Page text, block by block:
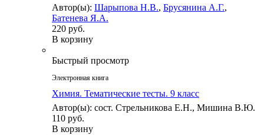
Автор(ы): Шарыпова Н.В., Брусянина А.Г.,
Батенева Я.А.
220 руб.
В корзину
Быстрый просмотр
Электронная книга
Химия. Тематические тесты. 9 класс
Автор(ы): сост. Стрельникова Е.Н., Мишина В.Ю.
110 руб.
В корзину